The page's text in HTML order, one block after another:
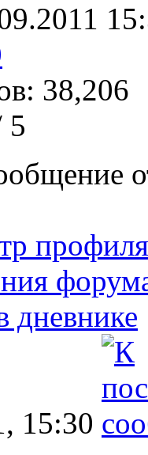
38,206
5
профиля
дневнике
15:30